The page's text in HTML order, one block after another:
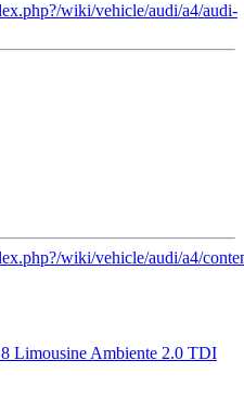
wiki/vehicle/audi/a4/audi-
wiki/vehicle/audi/a4/
Limousine Ambiente 2.0 TDI